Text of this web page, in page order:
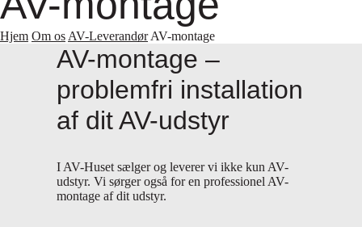
Hjem Om os AV-Leverandør AV-montage
AV-montage –
problemfri installation
af dit AV-udstyr
I AV-Huset sælger og leverer vi ikke kun AV-
udstyr. Vi sørger også for en professionel AV-
montage af dit udstyr.